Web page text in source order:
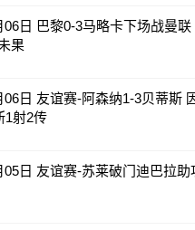
06日 巴黎0-3马略卡下场战曼
果
06日 友谊赛-阿森纳1-3贝蒂斯
1射2传
05日 友谊赛-苏莱破门迪巴拉